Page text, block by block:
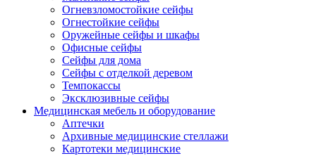
Огневзломостойкие сейфы
Огнестойкие сейфы
Оружейные сейфы и шкафы
Офисные сейфы
Сейфы для дома
Сейфы с отделкой деревом
Темпокассы
Эксклюзивные сейфы
Медицинская мебель и оборудование
Аптечки
Архивные медицинские стеллажи
Картотеки медицинские